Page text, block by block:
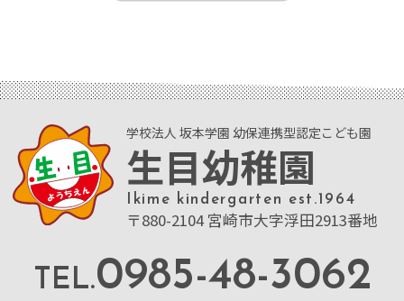
学校法人 坂本学園 幼保連携型認定こども園
生目幼稚園
Ikime kindergarten est.1964
〒880-2104 宮崎市大字浮田2913番地
TEL.0985-48-3062